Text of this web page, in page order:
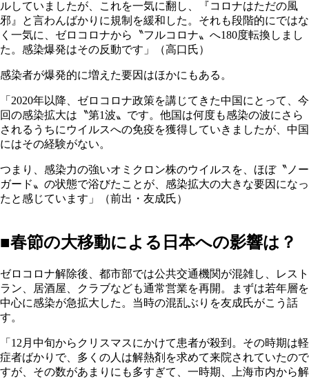
ルしていましたが、これを一気に翻し、『コロナはただの風
邪』と言わんばかりに規制を緩和した。それも段階的にではな
く一気に、ゼロコロナから〝フルコロナ〟へ180度転換しまし
た。感染爆発はその反動です」（高口氏）
感染者が爆発的に増えた要因はほかにもある。
「2020年以降、ゼロコロナ政策を講じてきた中国にとって、今
回の感染拡大は〝第1波〟です。他国は何度も感染の波にさら
されるうちにウイルスへの免疫を獲得していきましたが、中国
にはその経験がない。
つまり、感染力の強いオミクロン株のウイルスを、ほぼ〝ノー
ガード〟の状態で浴びたことが、感染拡大の大きな要因になっ
たと感じています」（前出・友成氏）
■春節の大移動による日本への影響は？
ゼロコロナ解除後、都市部では公共交通機関が混雑し、レスト
ラン、居酒屋、クラブなども通常営業を再開。まずは若年層を
中心に感染が急拡大した。当時の混乱ぶりを友成氏がこう話
す。
「12月中旬からクリスマスにかけて患者が殺到。その時期は軽
症者ばかりで、多くの人は解熱剤を求めて来院されていたので
すが、その数があまりにも多すぎて、一時期、上海市内から解